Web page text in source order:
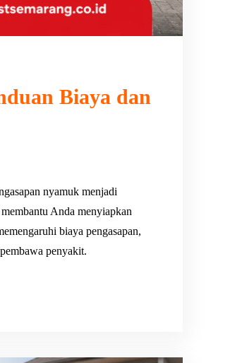
Biaya dan
nyamuk menjadi
Anda menyiapkan
biaya pengasapan,
penyakit.